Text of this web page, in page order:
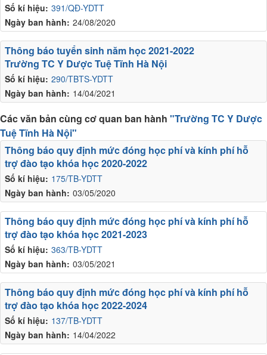
Số kí hiệu: 391/QĐ-YDTT
Ngày ban hành: 24/08/2020
Số kí hiệu: 290/TBTS-YDTT
Ngày ban hành: 14/04/2021
Thông báo tuyển sinh năm học 2021-2022
Trường TC Y Dược Tuệ Tĩnh Hà Nội
Các văn bản cùng cơ quan ban hành "Trường TC Y Dược
Tuệ Tĩnh Hà Nội"
Số kí hiệu: 175/TB-YDTT
Ngày ban hành: 03/05/2020
Thông báo quy định mức đóng học phí và kính phí hỗ
trợ đào tạo khóa học 2020-2022
Số kí hiệu: 363/TB-YDTT
Ngày ban hành: 03/05/2021
Thông báo quy định mức đóng học phí và kính phí hỗ
trợ đào tạo khóa học 2021-2023
Số kí hiệu: 137/TB-YDTT
Ngày ban hành: 14/04/2022
Thông báo quy định mức đóng học phí và kính phí hỗ
trợ đào tạo khóa học 2022-2024